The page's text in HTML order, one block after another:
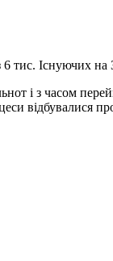
тис. Існуючих
і з часом
відбувалися